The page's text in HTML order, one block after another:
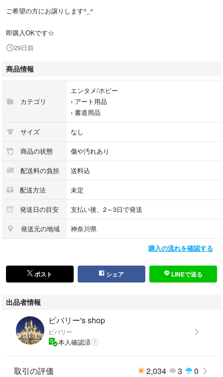
ご希望の方にお譲りします^_^
即購入OKです☆
29日前
商品情報
カテゴリ
エンタメ/ホビー
› アート用品
› 書道用品
サイズ なし
商品の状態 傷や汚れあり
配送料の負担 送料込
配送方法 未定
発送日の目安 支払い後、2～3日で発送
発送元の地域 神奈川県
購入の流れを確認する
ポスト シェア LINEで送る
出品者情報
ビバリー's shop
ビバリー
本人確認済
取引の評価 2,034 3 0